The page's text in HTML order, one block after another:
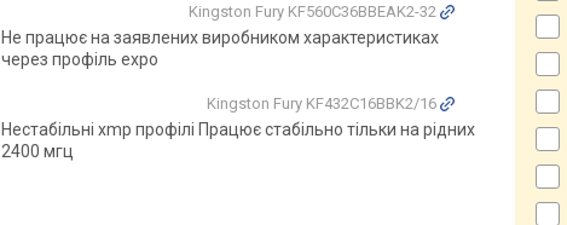
Kingston Fury KF560C36BBEAK2-32
Не працює на заявлених виробником характеристиках
через профіль expo
Kingston Fury KF432C16BBK2/16
Нестабільні xmp профілі Працює стабільно тільки на рідних
2400 мгц